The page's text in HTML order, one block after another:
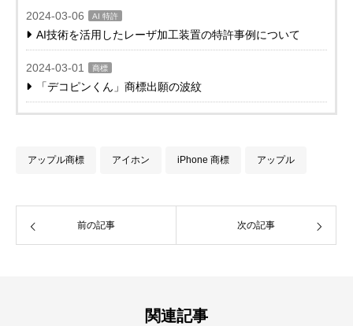
2024-03-06 AI 特許
AI技術を活用したレーザ加工装置の特許事例について
2024-03-01 商標
「デコピンくん」商標出願の波紋
アップル商標 アイホン iPhone 商標 アップル
前の記事 次の記事
関連記事